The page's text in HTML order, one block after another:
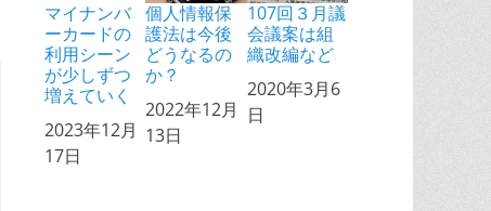
マイナンバ
ーカードの
利用シーン
が少しずつ
増えていく
日付
2023年12月
17日
個人情報保
護法は今後
どうなるの
か？
日付
2022年12月
13日
107回３月議
会議案は組
織改編など
日付
2020年3月6
日